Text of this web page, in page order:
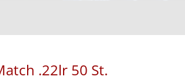
.22lr 50 St.